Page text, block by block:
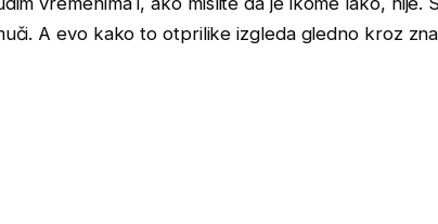
A evo kako to otprilike izgleda gledno kroz